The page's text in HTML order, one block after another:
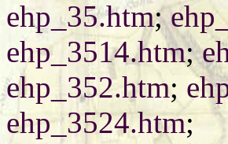
ehp_35.htm;
ehp_3514.htm;
ehp_352.htm;
ehp_3524.htm;